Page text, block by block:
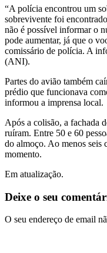
“A polícia encontrou um
sobrevivente foi
não é possível informar o
pode aumentar, já que o
comissário de polícia. A
(ANI).
Partes do avião também
prédio que funcionava
informou a imprensa local.
Após a colisão, a fachada
ruíram. Entre 50 e 60
do almoço. Ao menos seis
momento.
Em atualização.
Deixe o seu
O seu endereço de email